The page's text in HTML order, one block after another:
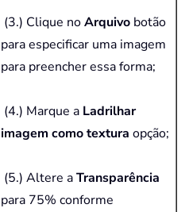
(3.) Clique noArquivo botão
para especificar uma imagem
para preencher essa forma;
(4.) Marque a Ladrilhar
imagem como textura opção;
(5.) Altere aTransparência
para 75% conforme